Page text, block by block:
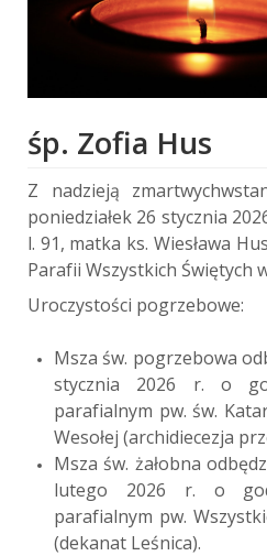
śp. Zofia Hus
Z nadzieją
poniedziałek 26 stycznia
l. 91, matka ks. Wiesława
Parafii Wszystkich Świętych
Uroczystości pogrzebowe:
Msza św. pogrzebowa
stycznia 2026 r. o
parafialnym pw. św.
Wesołej (archidiecezja
Msza św. żałobna
lutego 2026 r. o
parafialnym pw.
(dekanat Leśnica).